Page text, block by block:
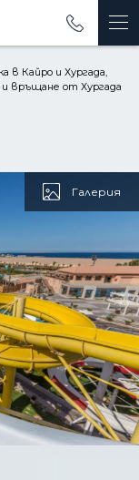
в Кайро и Хургада,
връщане от Хургада
Галерия